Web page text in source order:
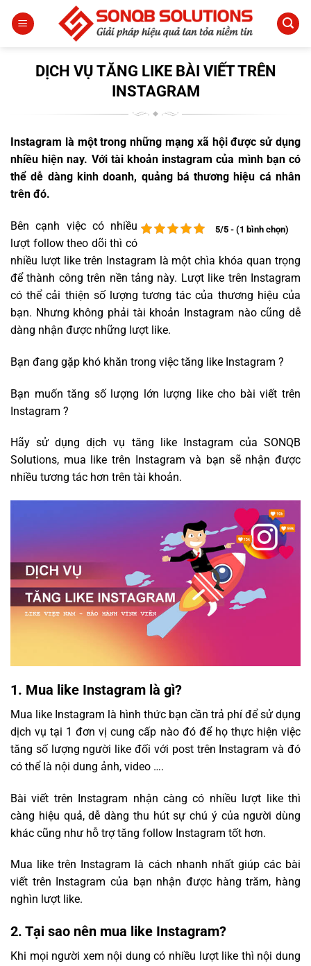
qua
DỊCH VỤ TĂNG LIKE BÀI VIẾT TRÊN
INSTAGRAM
Instagram là một trong những mạng xã hội được sử dụng
nhiều hiện nay. Với tài khoản instagram của mình bạn có
thể dễ dàng kinh doanh, quảng bá thương hiệu cá nhân
trên đó.
5/5 - (1 bình chọn)
Bên cạnh việc có nhiều
lượt follow theo dõi thì có
nhiều lượt like trên Instagram là một chìa khóa quan trọng
để thành công trên nền tảng này. Lượt like trên Instagram
có thể cải thiện số lượng tương tác của thương hiệu của
bạn. Nhưng không phải tài khoản Instagram nào cũng dễ
dàng nhận được những lượt like.
Bạn đang gặp khó khăn trong việc tăng like Instagram ?
Bạn muốn tăng số lượng lớn lượng like cho bài viết trên
Instagram ?
Hãy sử dụng dịch vụ tăng like Instagram của SONQB
Solutions, mua like trên Instagram và bạn sẽ nhận được
nhiều tương tác hơn trên tài khoản.
1. Mua like Instagram là gì?
Mua like Instagram là hình thức bạn cần trả phí để sử dụng
dịch vụ tại 1 đơn vị cung cấp nào đó để họ thực hiện việc
tăng số lượng người like đối với post trên Instagram và đó
có thể là nội dung ảnh, video ….
Bài viết trên Instagram nhận càng có nhiều lượt like thì
càng hiệu quả, dễ dàng thu hút sự chú ý của người dùng
khác cũng như hỗ trợ tăng follow Instagram tốt hơn.
Mua like trên Instagram là cách nhanh nhất giúp các bài
viết trên Instagram của bạn nhận được hàng trăm, hàng
nghìn lượt like.
2. Tại sao nên mua like Instagram?
Khi mọi người xem nội dung có nhiều lượt like thì nội dung